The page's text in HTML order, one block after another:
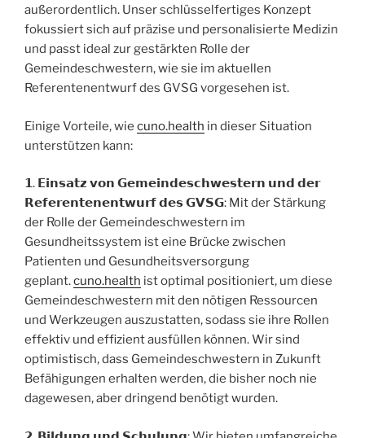
außerordentlich. Unser schlüsselfertiges Konzept
fokussiert sich auf präzise und personalisierte Medizin
und passt ideal zur gestärkten Rolle der
Gemeindeschwestern, wie sie im aktuellen
Referentenentwurf des GVSG vorgesehen ist.
Einige Vorteile, wie cuno.health in dieser Situation
unterstützen kann:
𝟭. 𝗘𝗶𝗻𝘀𝗮𝘁𝘇 𝘃𝗼𝗻 𝗚𝗲𝗺𝗲𝗶𝗻𝗱𝗲𝘀𝗰𝗵𝘄𝗲𝘀𝘁𝗲𝗿𝗻 𝘂𝗻𝗱 𝗱𝗲𝗿
𝗥𝗲𝗳𝗲𝗿𝗲𝗻𝘁𝗲𝗻𝗲𝗻𝘁𝘄𝘂𝗿𝗳 𝗱𝗲𝘀 𝗚𝗩𝗦𝗚: Mit der Stärkung
der Rolle der Gemeindeschwestern im
Gesundheitssystem ist eine Brücke zwischen
Patienten und Gesundheitsversorgung
geplant.cuno.health ist optimal positioniert, um diese
Gemeindeschwestern mit den nötigen Ressourcen
und Werkzeugen auszustatten, sodass sie ihre Rollen
effektiv und effizient ausfüllen können. Wir sind
optimistisch, dass Gemeindeschwestern in Zukunft
Befähigungen erhalten werden, die bisher noch nie
dagewesen, aber dringend benötigt wurden.